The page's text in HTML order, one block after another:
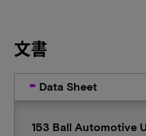
文書
Data Sheet
153 Ball Automotive